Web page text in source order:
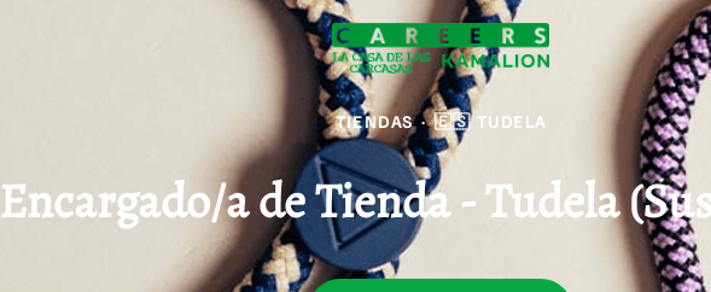
TIENDAS · 🇪🇸 TUDELA
Encargado/a de Tienda - Tudela